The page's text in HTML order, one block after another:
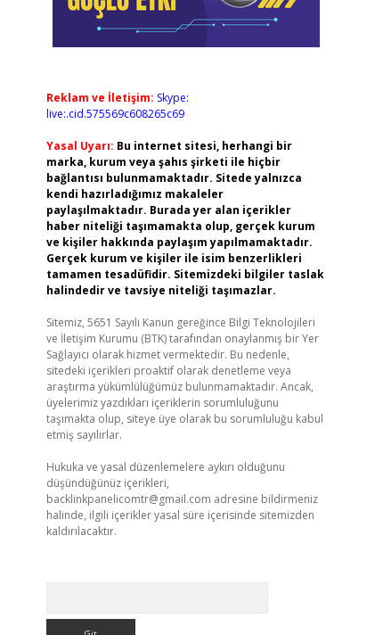
Reklam ve İletişim: Skype:
live:.cid.575569c608265c69
Yasal Uyarı: Bu internet sitesi, herhangi bir
marka, kurum veya şahıs şirketi ile hiçbir
bağlantısı bulunmamaktadır. Sitede yalnızca
kendi hazırladığımız makaleler
paylaşılmaktadır. Burada yer alan içerikler
haber niteliği taşımamakta olup, gerçek kurum
ve kişiler hakkında paylaşım yapılmamaktadır.
Gerçek kurum ve kişiler ile isim benzerlikleri
tamamen tesadüfidir. Sitemizdeki bilgiler taslak
halindedir ve tavsiye niteliği taşımazlar.
Sitemiz, 5651 Sayılı Kanun gereğince Bilgi Teknolojileri
ve İletişim Kurumu (BTK) tarafından onaylanmış bir Yer
Sağlayıcı olarak hizmet vermektedir. Bu nedenle,
sitedeki içerikleri proaktif olarak denetleme veya
araştırma yükümlülüğümüz bulunmamaktadır. Ancak,
üyelerimiz yazdıkları içeriklerin sorumluluğunu
taşımakta olup, siteye üye olarak bu sorumluluğu kabul
etmiş sayılırlar.
Hukuka ve yasal düzenlemelere aykırı olduğunu
düşündüğünüz içerikleri,
backlinkpanelicomtr@gmail.com adresine bildirmeniz
halinde, ilgili içerikler yasal süre içerisinde sitemizden
kaldırılacaktır.